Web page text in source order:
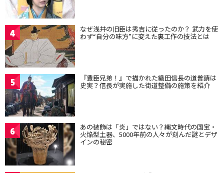
4 なぜ浅井の旧臣は秀吉に従ったのか？ 武力を使
わず“自分の味方”に変えた裏工作の技法とは
5 『豊臣兄弟！』で描かれた織田信長の道普請は
史実？信長が実施した街道整備の施策を紹介
6 あの装飾は「炎」ではない？縄文時代の国宝・
火焔型土器、5000年前の人々が刻んだ謎とデザ
インの秘密